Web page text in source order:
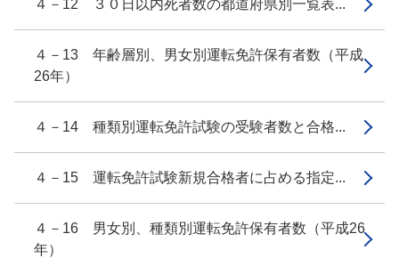
４－12 ３０日以内死者数の都道府県別一覧表...
４－13 年齢層別、男女別運転免許保有者数（平成
26年）
４－14 種類別運転免許試験の受験者数と合格...
４－15 運転免許試験新規合格者に占める指定...
４－16 男女別、種類別運転免許保有者数（平成26
年）